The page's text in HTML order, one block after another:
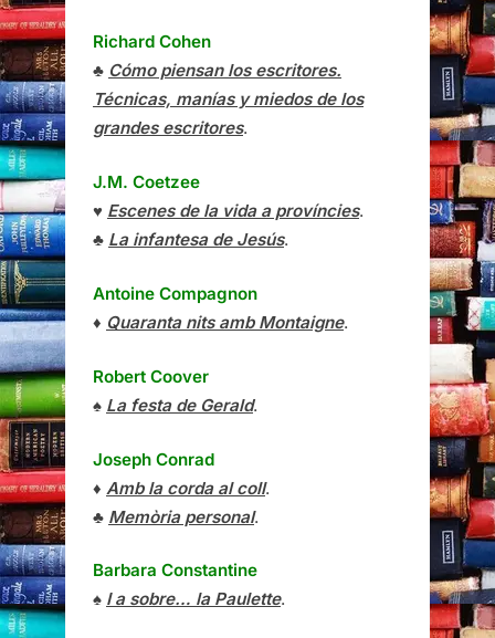
Richard Cohen
♣ Cómo piensan los escritores.
Técnicas, manías y miedos de los
grandes escritores.
J.M. Coetzee
♥ Escenes de la vida a províncies.
♣ La infantesa de Jesús.
Antoine Compagnon
♦ Quaranta nits amb Montaigne.
Robert Coover
♠ La festa de Gerald.
Joseph Conrad
♦ Amb la corda al coll.
♣ Memòria personal.
Barbara Constantine
♠ I a sobre… la Paulette.